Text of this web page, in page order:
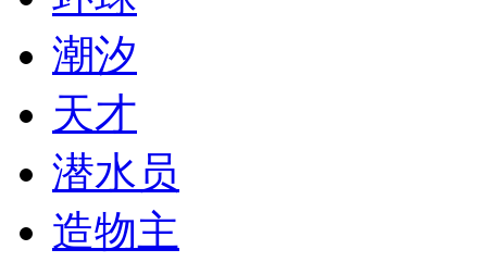
潮汐
天才
潜水员
造物主